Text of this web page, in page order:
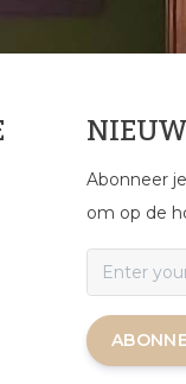
Abonneer
om op de